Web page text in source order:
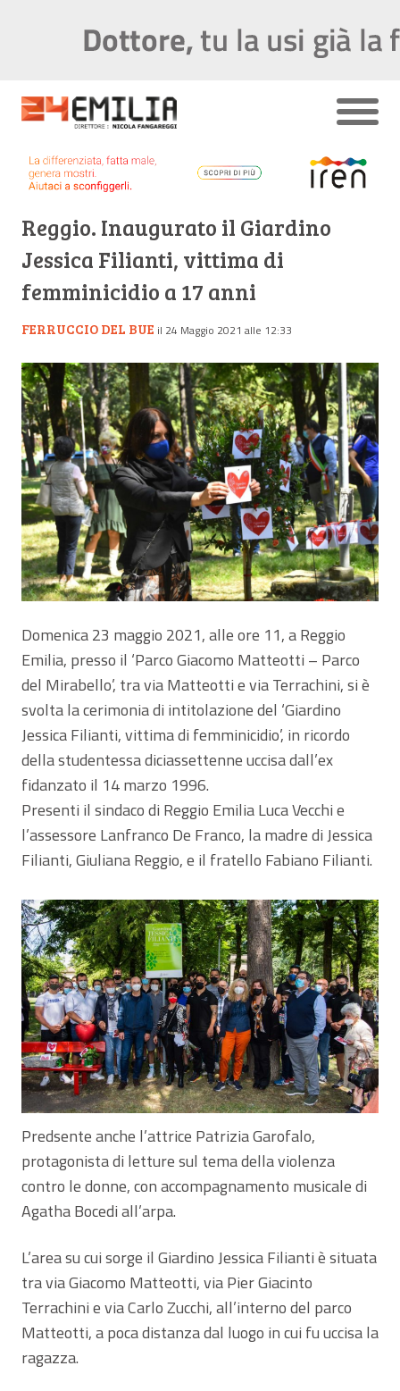
Reggio. Inaugurato il Giardino
Jessica Filianti, vittima di
femminicidio a 17 anni
FERRUCCIO DEL BUE il 24 Maggio 2021 alle 12:33
Domenica 23 maggio 2021, alle ore 11, a Reggio
Emilia, presso il ‘Parco Giacomo Matteotti – Parco
del Mirabello’, tra via Matteotti e via Terrachini, si è
svolta la cerimonia di intitolazione del ‘Giardino
Jessica Filianti, vittima di femminicidio’, in ricordo
della studentessa diciassettenne uccisa dall’ex
fidanzato il 14 marzo 1996.
Presenti il sindaco di Reggio Emilia Luca Vecchi e
l’assessore Lanfranco De Franco, la madre di Jessica
Filianti, Giuliana Reggio, e il fratello Fabiano Filianti.
Predsente anche l’attrice Patrizia Garofalo,
protagonista di letture sul tema della violenza
contro le donne, con accompagnamento musicale di
Agatha Bocedi all’arpa.
L’area su cui sorge il Giardino Jessica Filianti è situata
tra via Giacomo Matteotti, via Pier Giacinto
Terrachini e via Carlo Zucchi, all’interno del parco
Matteotti, a poca distanza dal luogo in cui fu uccisa la
ragazza.